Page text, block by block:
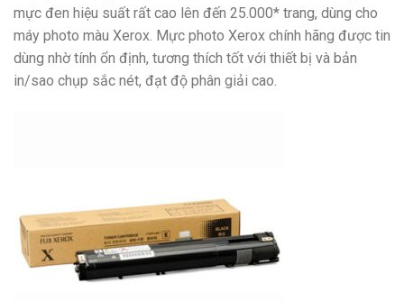
mực đen hiệu suất rất cao lên đến 25.000* trang, dùng cho
máy photo màu Xerox. Mực photo Xerox chính hãng được tin
dùng nhờ tính ổn định, tương thích tốt với thiết bị và bản
in/sao chụp sắc nét, đạt độ phân giải cao.